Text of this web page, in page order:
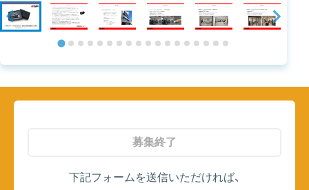
募集終了
下記フォームを送信いただければ、